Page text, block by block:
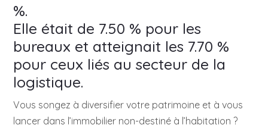
%.
Elle était de 7.50 % pour les
bureaux et atteignait les 7.70 %
pour ceux liés au secteur de la
logistique.
Vous songez à diversifier votre patrimoine et à vous
lancer dans l’immobilier non-destiné à l’habitation ?